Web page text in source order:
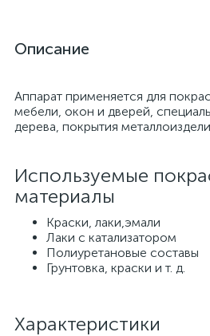
Описание
Аппарат применяется для
мебели, окон и дверей,
дерева, покрытия
Используемые
материалы
Краски, лаки,эмали
Лаки с катализатором
Полиуретановые составы
Грунтовка, краски и т. д.
Характеристики